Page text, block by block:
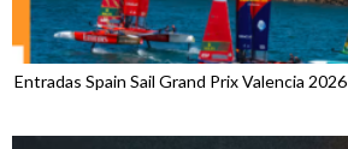
Entradas Spain Sail Grand Prix Valencia 2026